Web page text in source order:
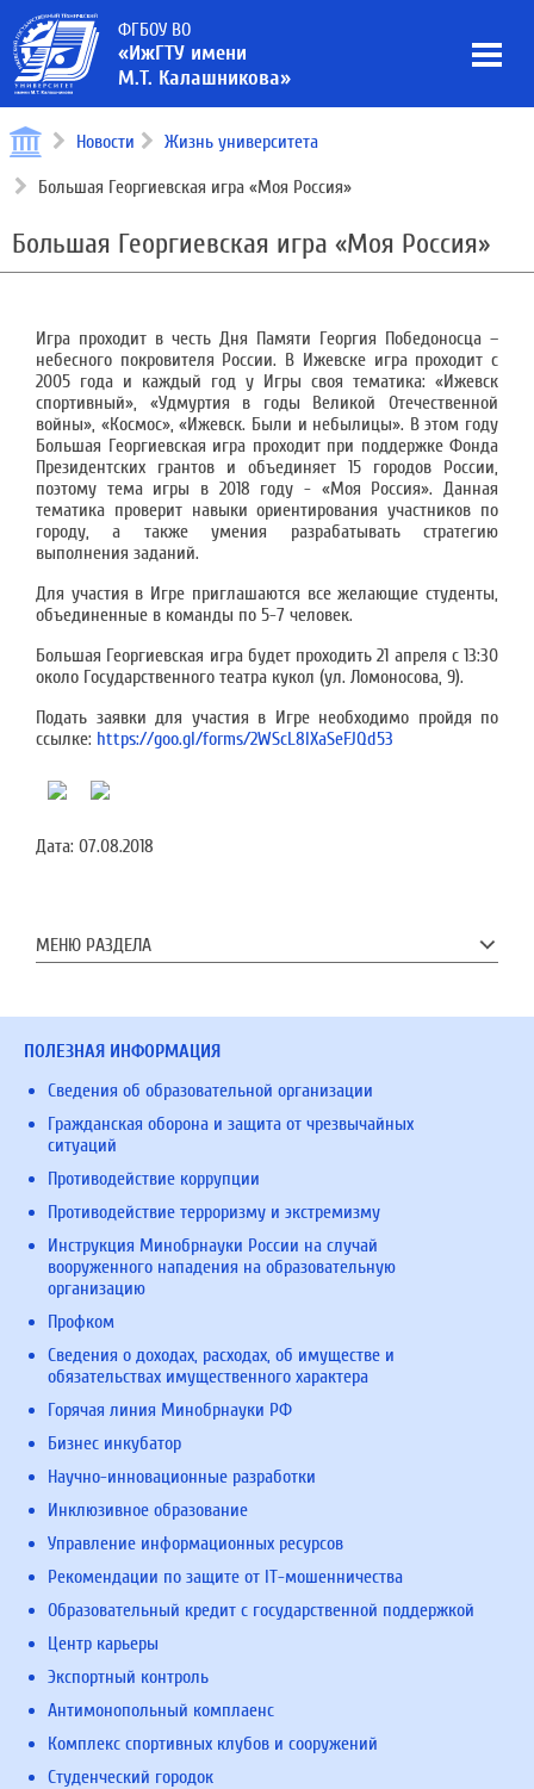
ФГБОУ ВО
«ИжГТУ имени
М.Т. Калашникова»
Новости Жизнь университета
Большая Георгиевская игра «Моя Россия»
Большая Георгиевская игра «Моя Россия»
Игра проходит в честь Дня Памяти Георгия Победоносца –
небесного покровителя России. В Ижевске игра проходит с
2005 года и каждый год у Игры своя тематика: «Ижевск
спортивный», «Удмуртия в годы Великой Отечественной
войны», «Космос», «Ижевск. Были и небылицы». В этом году
Большая Георгиевская игра проходит при поддержке Фонда
Президентских грантов и объединяет 15 городов России,
поэтому тема игры в 2018 году - «Моя Россия». Данная
тематика проверит навыки ориентирования участников по
городу, а также умения разрабатывать стратегию
выполнения заданий.
Для участия в Игре приглашаются все желающие студенты,
объединенные в команды по 5-7 человек.
Большая Георгиевская игра будет проходить 21 апреля с 13:30
около Государственного театра кукол (ул. Ломоносова, 9).
Подать заявки для участия в Игре необходимо пройдя по
ссылке: https://goo.gl/forms/2WScL8lXaSeFJQd53
Дата: 07.08.2018
МЕНЮ РАЗДЕЛА
ПОЛЕЗНАЯ ИНФОРМАЦИЯ
Сведения об образовательной организации
Гражданская оборона и защита от чрезвычайных
ситуаций
Противодействие коррупции
Противодействие терроризму и экстремизму
Инструкция Минобрнауки России на случай
вооруженного нападения на образовательную
организацию
Профком
Сведения о доходах, расходах, об имуществе и
обязательствах имущественного характера
Горячая линия Минобрнауки РФ
Бизнес инкубатор
Научно-инновационные разработки
Инклюзивное образование
Управление информационных ресурсов
Рекомендации по защите от IT-мошенничества
Образовательный кредит с государственной поддержкой
Центр карьеры
Экспортный контроль
Антимонопольный комплаенс
Комплекс спортивных клубов и сооружений
Студенческий городок